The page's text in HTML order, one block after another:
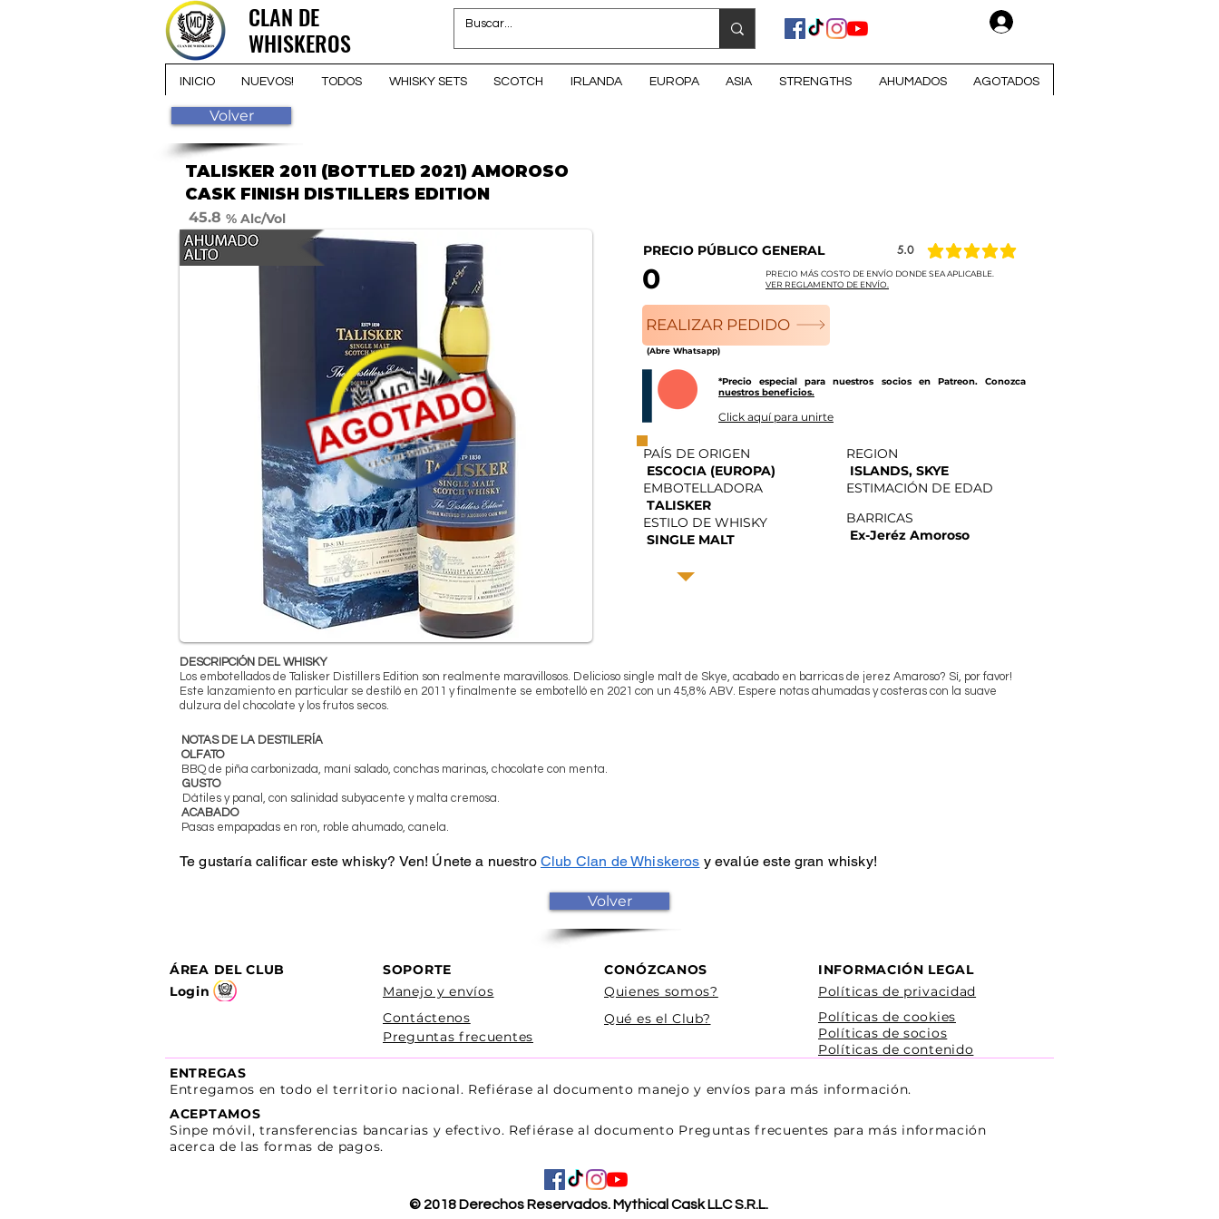
CLAN DE
WHISKEROS
CLAN DE
WHISKEROS
INICIO NUEVOS! TODOS WHISKY SETS SCOTCH IRLANDA EUROPA ASIA STRENGTHS AHUMADOS AGOTADOS
Volver
TALISKER 2011 (BOTTLED 2021) AMOROSO
CASK FINISH DISTILLERS EDITION
45.8 % Alc/Vol
PRECIO PÚBLICO GENERAL
5.0 la calificación promedio es 5 de 5
0
PRECIO MÁS COSTO DE ENVÍO DONDE SEA APLICABLE.
VER REGLAMENTO DE ENVÍO.
REALIZAR PEDIDO
(Abre Whatsapp)
*Precio especial para nuestros socios en Patreon. Conozca
nuestros beneficios.
Click aquí para unirte
PAÍS DE ORIGEN
ESCOCIA (EUROPA)
EMBOTELLADORA
TALISKER
ESTILO DE WHISKY
SINGLE MALT
REGION
ISLANDS, SKYE
ESTIMACIÓN DE EDAD
BARRICAS
Ex-Jeréz Amoroso
DESCRIPCIÓN DEL WHISKY
Los embotellados de Talisker Distillers Edition son realmente maravillosos. Delicioso single malt de Skye, acabado en barricas de jerez Amaroso? Sí, por favor!
Este lanzamiento en particular se destiló en 2011 y finalmente se embotelló en 2021 con un 45,8% ABV. Espere notas ahumadas y costeras con la suave
dulzura del chocolate y los frutos secos.
NOTAS DE LA DESTILERÍA
OLFATO
BBQ de piña carbonizada, maní salado, conchas marinas, chocolate con menta.
GUSTO
Dátiles y panal, con salinidad subyacente y malta cremosa.
ACABADO
Pasas empapadas en ron, roble ahumado, canela.
Te gustaría calificar este whisky? Ven! Únete a nuestro Club Clan de Whiskeros y evalúe este gran whisky!
Volver
ÁREA DEL CLUB
Login
SOPORTE
Manejo y envíos
Contáctenos
CONÓZCANOS
Quienes somos?
Qué es el Club?
Preguntas frecuentes
INFORMACIÓN LEGAL
Políticas de privacidad
Políticas de cookies
Políticas de socios
Políticas de contenido
ENTREGAS
Entregamos en todo el territorio nacional. Refiérase al documento manejo y envíos para más información.
ACEPTAMOS
Sinpe móvil, transferencias bancarias y efectivo. Refiérase al documento Preguntas frecuentes para más información
acerca de las formas de pagos.
© 2018 Derechos Reservados. Mythical Cask LLC S.R.L.